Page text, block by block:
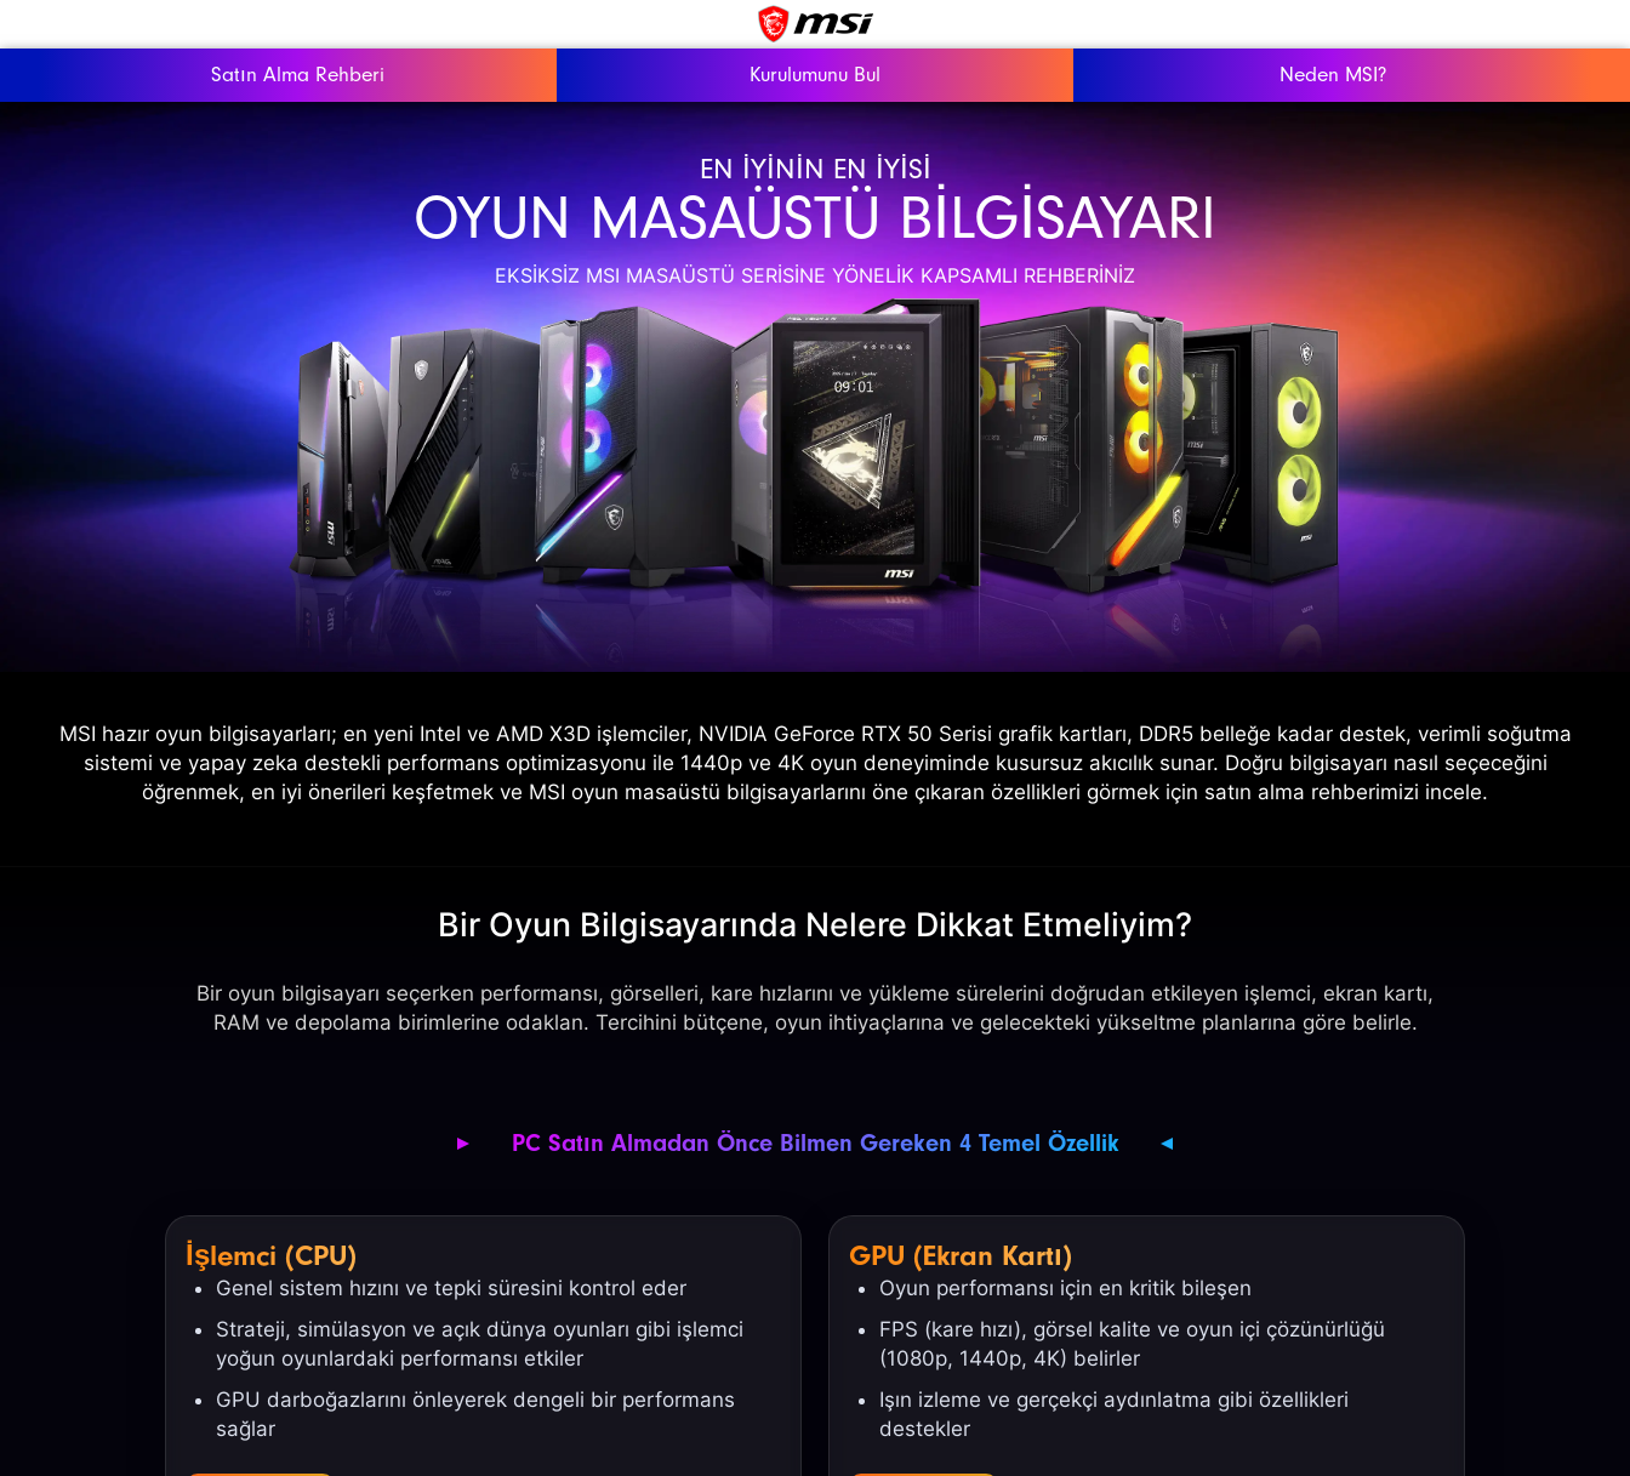
Satın Alma Rehberi Kurulumunu Bul Neden MSI?
EN İYININ EN İYISI
OYUN MASAÜSTÜ BILGISAYARI
EKSIKSIZ MSI MASAÜSTÜ SERISINE YÖNELIK KAPSAMLI REHBERINIZ
MSI hazır oyun bilgisayarları; en yeni Intel ve AMD X3D işlemciler, NVIDIA GeForce RTX 50 Serisi grafik kartları, DDR5 belleğe kadar destek, verimli soğutma
sistemi ve yapay zeka destekli performans optimizasyonu ile 1440p ve 4K oyun deneyiminde kusursuz akıcılık sunar. Doğru bilgisayarı nasıl seçeceğini
öğrenmek, en iyi önerileri keşfetmek ve MSI oyun masaüstü bilgisayarlarını öne çıkaran özellikleri görmek için satın alma rehberimizi incele.
Bir Oyun Bilgisayarında Nelere Dikkat Etmeliyim?
Bir oyun bilgisayarı seçerken performansı, görselleri, kare hızlarını ve yükleme sürelerini doğrudan etkileyen işlemci, ekran kartı,
RAM ve depolama birimlerine odaklan. Tercihini bütçene, oyun ihtiyaçlarına ve gelecekteki yükseltme planlarına göre belirle.
PC Satın Almadan Önce Bilmen Gereken 4 Temel Özellik
İşlemci (CPU)
Genel sistem hızını ve tepki süresini kontrol eder
Strateji, simülasyon ve açık dünya oyunları gibi işlemci
yoğun oyunlardaki performansı etkiler
GPU darboğazlarını önleyerek dengeli bir performans
sağlar
GPU (Ekran Kartı)
Oyun performansı için en kritik bileşen
FPS (kare hızı), görsel kalite ve oyun içi çözünürlüğü
(1080p, 1440p, 4K) belirler
Işın izleme ve gerçekçi aydınlatma gibi özellikleri
destekler